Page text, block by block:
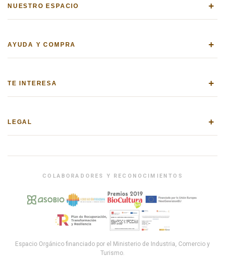
NUESTRO ESPACIO +
AYUDA Y COMPRA +
TE INTERESA +
LEGAL +
COLABORADORES Y RECONOCIMIENTOS
Espacio Orgánico financiado por el Ministerio de Industria, Comercio y
Turismo.